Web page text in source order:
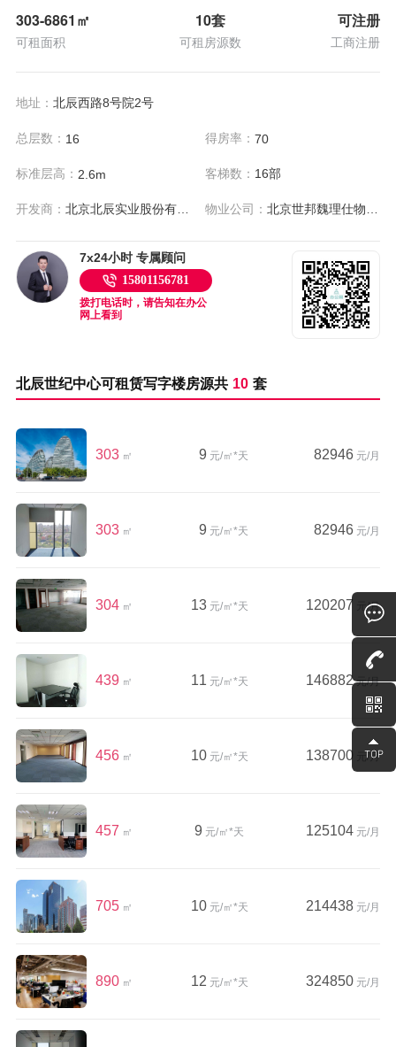
303-6861 ㎡
可租面积
10套
可租房源数
可注册
工商注册
地址： 北辰西路8号院2号
总层数： 16 得房率：70
标准层高： 2.6m 客梯数： 16部
开发商： 北京北辰实业股份有限公司 物业公司：
7x24小时 专属顾问
15801156781
拨打电话时，请告知在办公
网上看到
北辰世纪中心可租赁写字楼房源共 10 套
303 ㎡ 9 元/㎡*天 82946 元/月
303 ㎡ 9 元/㎡*天 82946 元/月
304 ㎡ 13 元/㎡*天 120207 元/月
439 ㎡ 11 元/㎡*天 146882 元/月
456 ㎡ 10 元/㎡*天 138700 元/月
457 ㎡ 9 元/㎡*天 125104 元/月
705 ㎡ 10 元/㎡*天 214438 元/月
890 ㎡ 12 元/㎡*天 324850 元/月